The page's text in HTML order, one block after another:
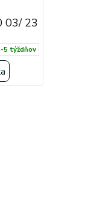
03/ 23
5 týždňov